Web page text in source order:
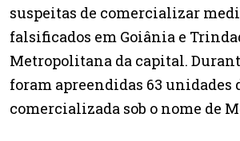
suspeitas de comercializar
falsificados em Goiânia e
Metropolitana da capital.
foram apreendidas 63 unidades
comercializada sob o nome de